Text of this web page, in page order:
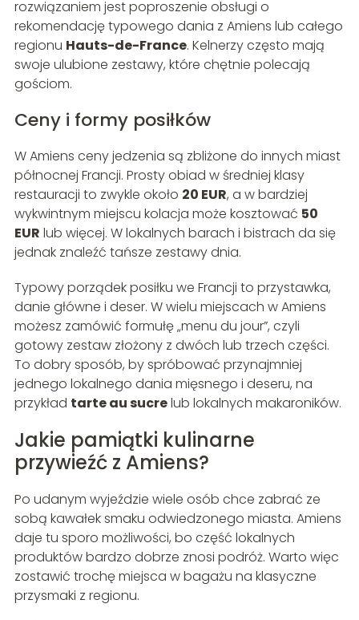
rozwiązaniem jest poproszenie obsługi o
rekomendację typowego dania z Amiens lub całego
regionu Hauts-de-France. Kelnerzy często mają
swoje ulubione zestawy, które chętnie polecają
gościom.
Ceny i formy posiłków
W Amiens ceny jedzenia są zbliżone do innych miast
północnej Francji. Prosty obiad w średniej klasy
restauracji to zwykle około 20 EUR, a w bardziej
wykwintnym miejscu kolacja może kosztować 50
EUR lub więcej. W lokalnych barach i bistrach da się
jednak znaleźć tańsze zestawy dnia.
Typowy porządek posiłku we Francji to przystawka,
danie główne i deser. W wielu miejscach w Amiens
możesz zamówić formułę „menu du jour”, czyli
gotowy zestaw złożony z dwóch lub trzech części.
To dobry sposób, by spróbować przynajmniej
jednego lokalnego dania mięsnego i deseru, na
przykład tarte au sucrelub lokalnych makaroników.
Jakie pamiątki kulinarne
przywieźć z Amiens?
Po udanym wyjeździe wiele osób chce zabrać ze
sobą kawałek smaku odwiedzonego miasta. Amiens
daje tu sporo możliwości, bo część lokalnych
produktów bardzo dobrze znosi podróż. Warto więc
zostawić trochę miejsca w bagażu na klasyczne
przysmaki z regionu.